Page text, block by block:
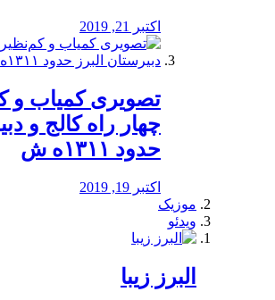
اکتبر 21, 2019
️تصویری کمیاب و
چهار راه كالج و
حدود ۱۳۱۱ه ش
اکتبر 19, 2019
موزیک
ویدئو
البرز زیبا